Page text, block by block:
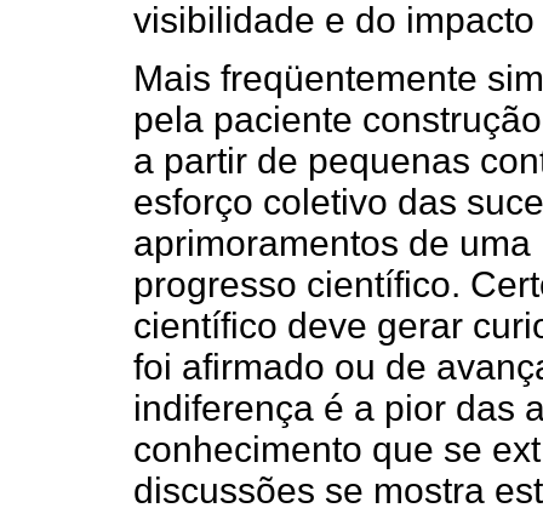
visibilidade e do
Mais freqüentemente
pela paciente
a partir de pequenas
esforço coletivo das
aprimoramentos de
progresso científico.
científico deve gerar
foi afirmado ou de
indiferença é a pior das
conhecimento que se
discussões se mostra